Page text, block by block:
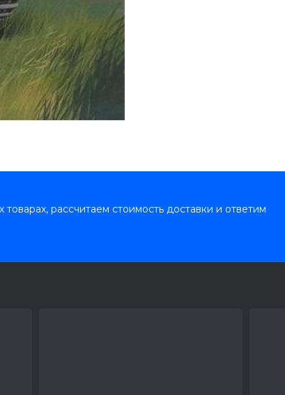
рассчитаем стоимость доставки и ответим